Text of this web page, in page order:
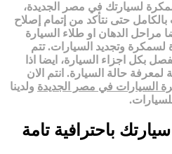
لسيارتك في مصر الجديدة،
حتى نتأكد من إتمام إصلاح
مراحل الدهان او طلاء السيارة
لسمكرة وتجديد السيارات. تتم
بكل اجزاء السيارة، ايضا اذا
حالة السيارة. انتم الان
السيارات في مصر الجديدة ولدينا
باحترافية تامة